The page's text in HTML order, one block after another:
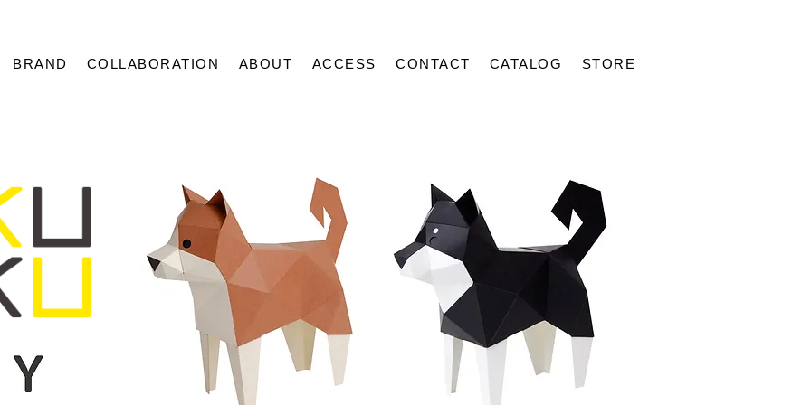
BRAND COLLABORATION ABOUT ACCESS CONTACT CATALOG STORE